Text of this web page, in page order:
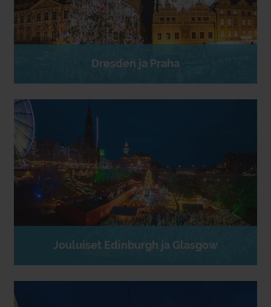
Dresden ja Praha
Jouluiset Edinburgh ja Glasgow